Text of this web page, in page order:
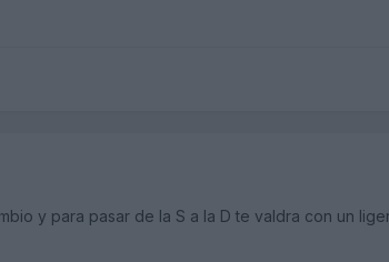
y para pasar de la S a la D te valdra con un